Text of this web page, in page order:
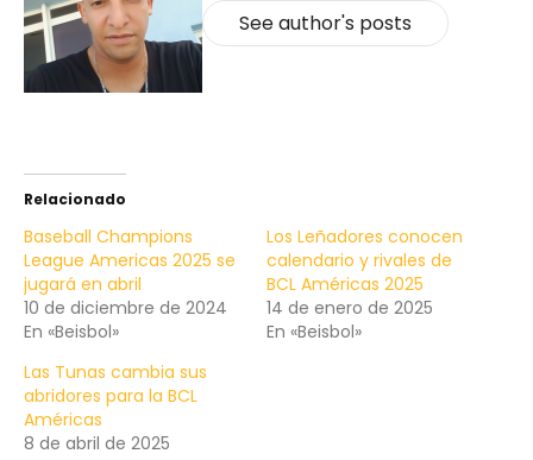
See author's posts
Relacionado
Baseball Champions
League Americas 2025 se
jugará en abril
10 de diciembre de 2024
En «Beisbol»
Los Leñadores conocen
calendario y rivales de
BCL Américas 2025
14 de enero de 2025
En «Beisbol»
Las Tunas cambia sus
abridores para la BCL
Américas
8 de abril de 2025